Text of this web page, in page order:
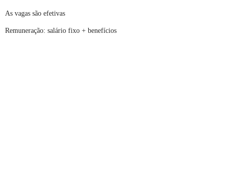
As vagas são efetivas
Remuneração: salário fixo + benefícios